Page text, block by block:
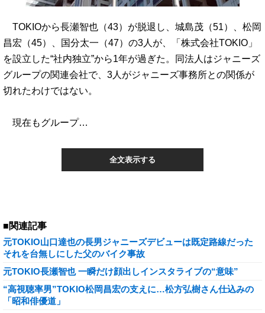
TOKIOから長瀬智也（43）が脱退し、城島茂（51）、松岡
昌宏（45）、国分太一（47）の3人が、「株式会社TOKIO」
を設立した“社内独立”から1年が過ぎた。同法人はジャニーズ
グループの関連会社で、3人がジャニーズ事務所との関係が
切れたわけではない。
現在もグループ…
全文表示する
■関連記事
元TOKIO山口達也の長男ジャニーズデビューは既定路線だった
それを台無しにした父のバイク事故
元TOKIO長瀬智也 一瞬だけ顔出しインスタライブの“意味”
“高視聴率男”TOKIO松岡昌宏の支えに…松方弘樹さん仕込みの
「昭和俳優道」